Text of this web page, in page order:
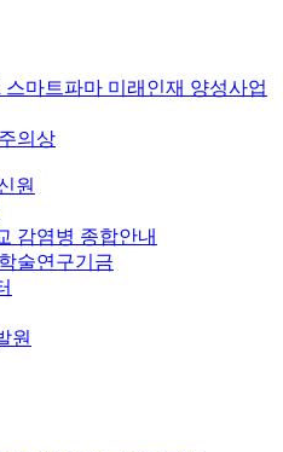
스마트파마 미래인재 양성사업
의상
원
감염병 종합안내
술연구기금
원